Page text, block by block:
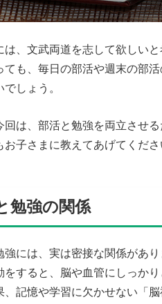
は、文武両道を志して欲しいと
ても、毎日の部活や週末の部
でしょう。
回は、部活と勉強を両立させ
お子さまに教えてあげてくださ
勉強の関係
強には、実は密接な関係があり
をすると、脳や血管にしっか
、記憶や学習に欠かせない「